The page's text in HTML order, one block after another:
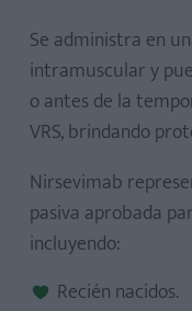
Se administra en
intramuscular y
o antes de la
VRS, brindando
Nirsevimab
pasiva aprobada
incluyendo:
Recién nacidos.